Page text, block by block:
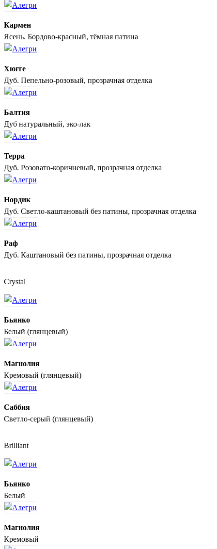
Кармен
Ясень. Бордово-красный, тёмная патина
Хюгге
Дуб. Пепельно-розовый, прозрачная отделка
Балтия
Дуб натуральный, эко-лак
Терра
Дуб. Розовато-коричневый, прозрачная отделка
Нордик
Дуб. Светло-каштановый без патины, прозрачная отделка
Раф
Дуб. Каштановый без патины, прозрачная отделка
Crystal
Бьянко
Белый (глянцевый)
Магнолия
Кремовый (глянцевый)
Саббия
Светло-серый (глянцевый)
Brilliant
Бьянко
Белый
Магнолия
Кремовый